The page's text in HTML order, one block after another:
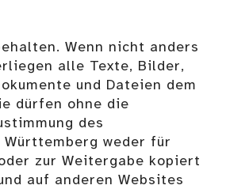
Wenn nicht anders
alle Texte, Bilder,
und Dateien dem
dürfen ohne die
des
Württemberg weder für
zur Weitergabe kopiert
auf anderen Websites